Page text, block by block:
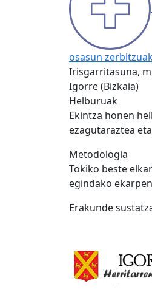
osasun
Irisgarritasuna,
Igorre (Bizkaia)
Helburuak
Ekintza honen
ezagutaraztea
Metodologia
Tokiko beste
egindako
Erakunde